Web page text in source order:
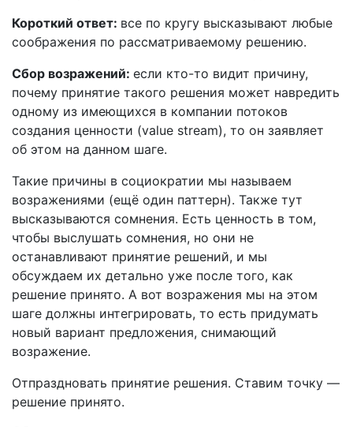
Короткий ответ: все по кругу высказывают любые
соображения по рассматриваемому решению.
Сбор возражений: если кто-то видит причину,
почему принятие такого решения может навредить
одному из имеющихся в компании потоков
создания ценности (value stream), то он заявляет
об этом на данном шаге.
Такие причины в социократии мы называем
возражениями (ещё один паттерн). Также тут
высказываются сомнения. Есть ценность в том,
чтобы выслушать сомнения, но они не
останавливают принятие решений, и мы
обсуждаем их детально уже после того, как
решение принято. А вот возражения мы на этом
шаге должны интегрировать, то есть придумать
новый вариант предложения, снимающий
возражение.
Отпраздновать принятие решения. Ставим точку —
решение принято.